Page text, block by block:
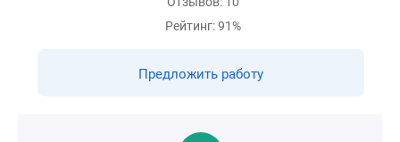
Рейтинг: 91%
Предложить работу